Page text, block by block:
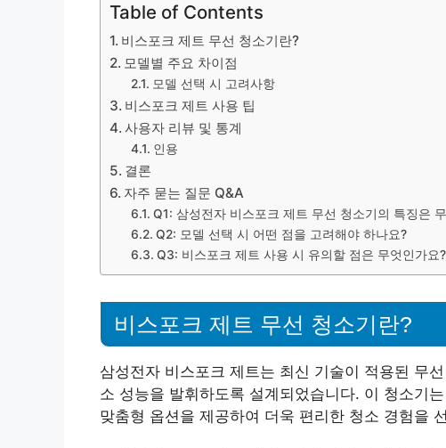
Table of Contents
비스포크 제트 무선 청소기란?
모델별 주요 차이점
모델 선택 시 고려사항
비스포크 제트 사용 팁
사용자 리뷰 및 통계
인용
결론
자주 묻는 질문 Q&A
Q1: 삼성전자 비스포크 제트 무선 청소기의 특징은
Q2: 모델 선택 시 어떤 점을 고려해야 하나요?
Q3: 비스포크 제트 사용 시 유의할 점은 무엇인가요?
비스포크 제트 무선 청소기란?
삼성전자 비스포크 제트는 최신 기술이 적용된 무
소 성능을 발휘하도록 설계되었습니다. 이 청소기
맞춤형 옵션을 제공하여 더욱 편리한 청소 경험을